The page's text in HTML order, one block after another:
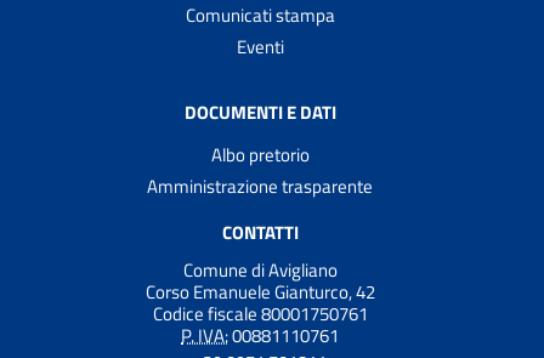
Comunicati stampa
Eventi
DOCUMENTI E DATI
Albo pretorio
Amministrazione trasparente
CONTATTI
Comune di Avigliano
Corso Emanuele Gianturco, 42
Codice fiscale 80001750761
P. IVA:00881110761